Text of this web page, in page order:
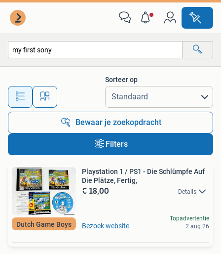
Alle afstanden…
Sorteer op
Bewaar je zoekopdracht
Filters
Dutch Game Boys
Playstation 1 / PS1 - Die Schlümpfe Auf
Die Plätze, Fertig,
€ 18,00 Details
Bezoek website
Topadvertentie
2 aug 26